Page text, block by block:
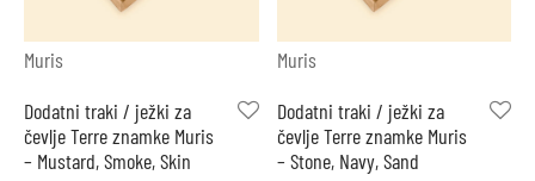
Muris
Dodatni traki / ježki za
čevlje Terre znamke Muris
– Mustard, Smoke, Skin
Muris
Dodatni traki / ježki za
čevlje Terre znamke Muris
– Stone, Navy, Sand